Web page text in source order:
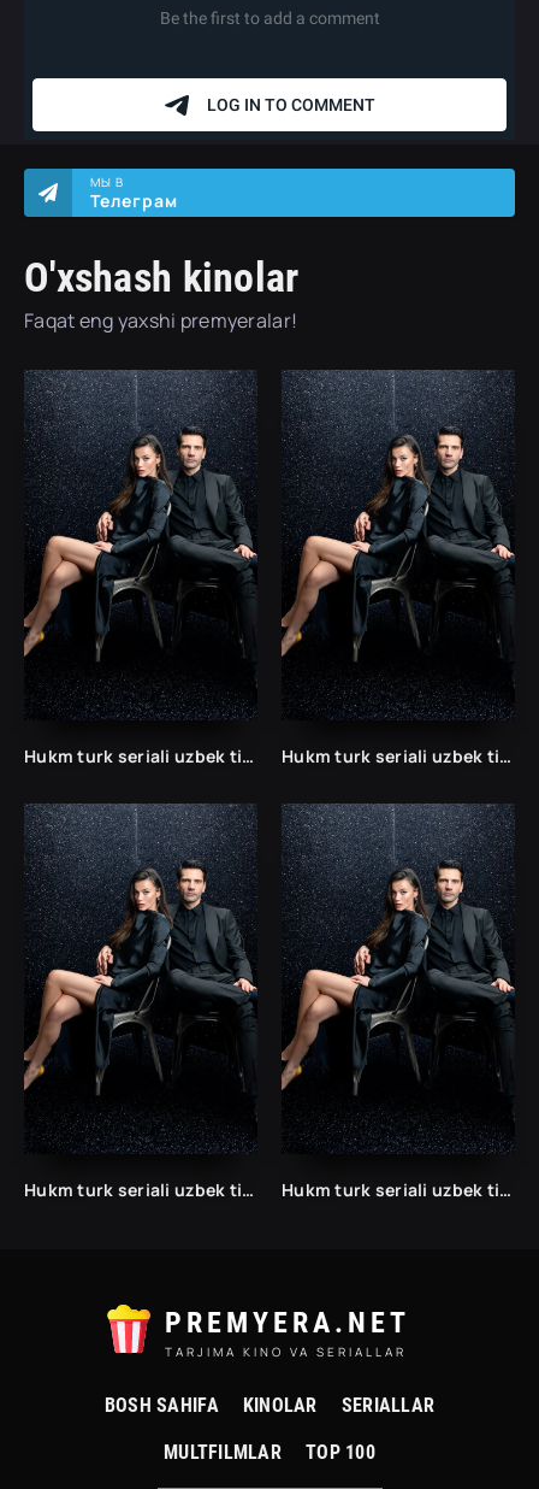
O'xshash kinolar
Faqat eng yaxshi premyeralar!
МЫ В
Телеграм
Hukm turk seriali uzbek tilida /Хукм турк сериали ўзбек тилида/ 203. 204. 205. 206. 207. 208. 209. 210. 211. 212. 213. 214. 215 barcha qismlari. Hukm turk seriali uzbek tilida /Хукм турк сериали ўзбек тилида/ 203. 204. 205. 206. 207. 208. 209. 210. 211. 212. 213. 214. 215 barcha qismlari.
Hukm turk seriali uzbek tilida /Хукм турк сериали ўзбек тилида/ 203. 204. 205. 206. 207. 208. 209. 210. 211. 212. 213. 214. 215 barcha qismlari. Hukm turk seriali uzbek tilida /Хукм турк сериали ўзбек тилида/ 203. 204. 205. 206. 207. 208. 209. 210. 211. 212. 213. 214. 215 barcha qismlari.
PREMYERA.NET
TARJIMA KINO VA SERIALLAR
BOSH SAHIFA KINOLAR SERIALLAR
MULTFILMLAR TOP 100